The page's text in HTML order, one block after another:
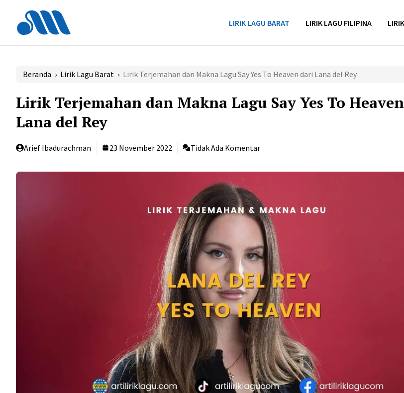
LIRIK LAGU BARAT LIRIK LAGU FILIPINA
Beranda › Lirik Lagu Barat › Lirik Terjemahan dan Makna Lagu Say Yes To Heaven dari Lana del Rey
Lirik Terjemahan dan Makna Lagu Say Yes To
Lana del Rey
Arief Ibadurachman 23 November 2022 Tidak Ada Komentar